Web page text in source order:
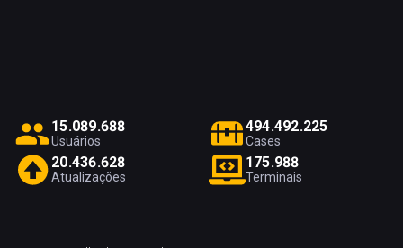
15.089.688
Usuários
494.492.225
Cases
20.436.628
Atualizações
175.988
Terminais